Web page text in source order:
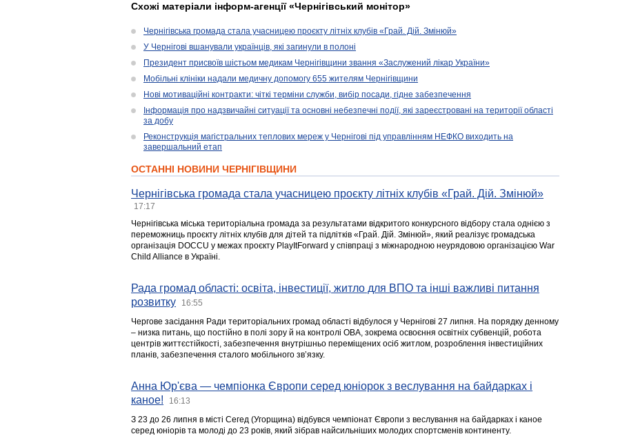
Схожі матеріали інформ-агенції «Чернігівський монітор»
Чернігівська громада стала учасницею проєкту літніх клубів «Грай. Дій. Змінюй»
У Чернігові вшанували українців, які загинули в полоні
Президент присвоїв шістьом медикам Чернігівщини звання «Заслужений лікар України»
Мобільні клініки надали медичну допомогу 655 жителям Чернігівщини
Нові мотиваційні контракти: чіткі терміни служби, вибір посади, гідне забезпечення
Інформація про надзвичайні ситуації та основні небезпечні події, які зареєстровані на території області
за добу
Реконструкція магістральних теплових мереж у Чернігові під управлінням НЕФКО виходить на
завершальний етап
ОСТАННІ НОВИНИ ЧЕРНІГІВЩИНИ
Чернігівська громада стала учасницею проєкту літніх клубів «Грай. Дій. Змінюй»
17:17
Чернігівська міська територіальна громада за результатами відкритого конкурсного відбору стала однією з
переможниць проєкту літніх клубів для дітей та підлітків «Грай. Дій. Змінюй», який реалізує громадська
організація DOCCU у межах проєкту PlayItForward у співпраці з міжнародною неурядовою організацією War
Child Alliance в Україні.
Рада громад області: освіта, інвестиції, житло для ВПО та інші важливі питання
розвитку
16:55
Чергове засідання Ради територіальних громад області відбулося у Чернігові 27 липня. На порядку денному
– низка питань, що постійно в полі зору й на контролі ОВА, зокрема освоєння освітніх субвенцій, робота
центрів життєстійкості, забезпечення внутрішньо переміщених осіб житлом, розроблення інвестиційних
планів, забезпечення сталого мобільного зв’язку.
Анна Юр'єва — чемпіонка Європи серед юніорок з веслування на байдарках і
каное!
16:13
З 23 до 26 липня в місті Сегед (Угорщина) відбувся чемпіонат Європи з веслування на байдарках і каное
серед юніорів та молоді до 23 років, який зібрав найсильніших молодих спортсменів континенту.